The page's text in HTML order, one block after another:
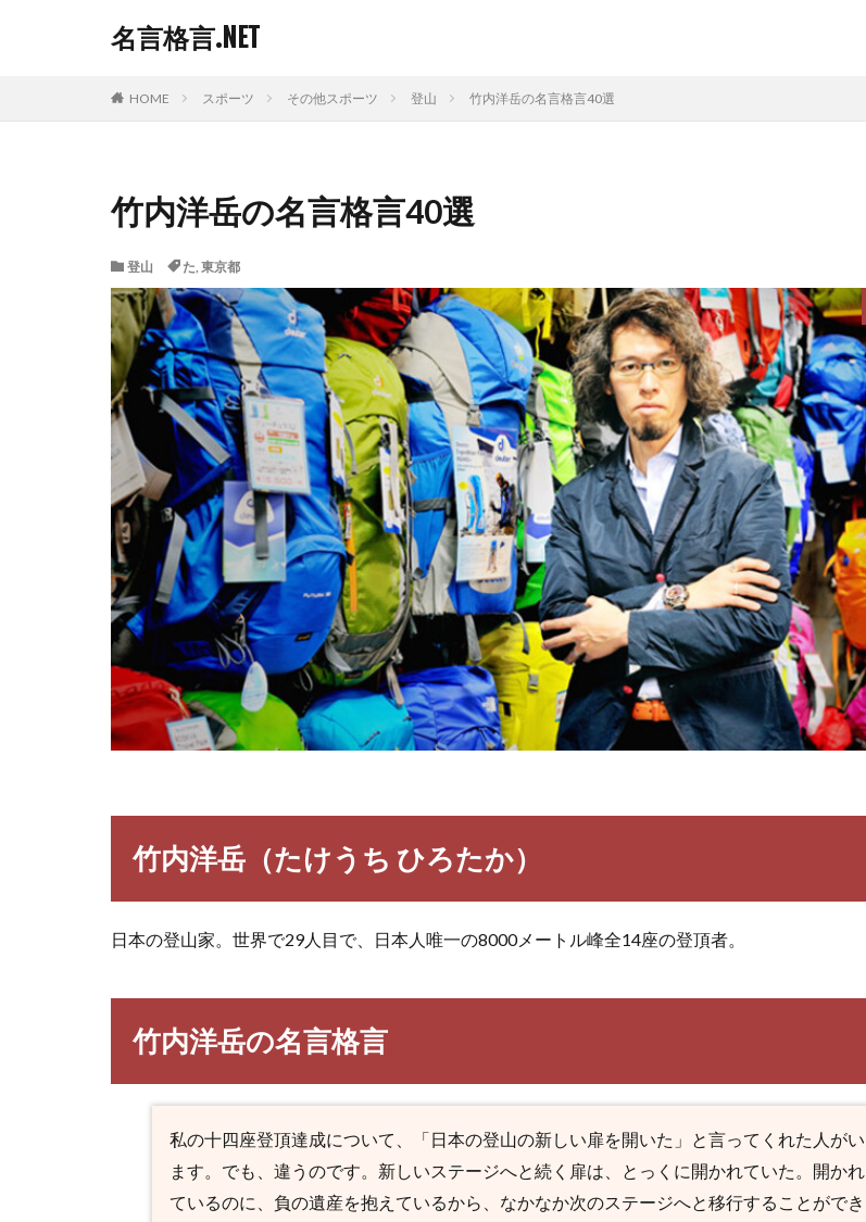
名言格言.NET
HOME スポーツ その他スポーツ 登山 竹内洋岳の名言格言40選
竹内洋岳の名言格言40選
登山 た, 東京都
竹内洋岳（たけうち ひろたか）
日本の登山家。世界で29人目で、日本人唯一の8000メートル峰全14座の登頂者。
竹内洋岳の名言格言
私の十四座登頂達成について、「日本の登山の新しい扉を開いた」と言ってくれた人がい
ます。でも、違うのです。新しいステージへと続く扉は、とっくに開かれていた。開かれ
ているのに、負の遺産を抱えているから、なかなか次のステージへと移行することができ